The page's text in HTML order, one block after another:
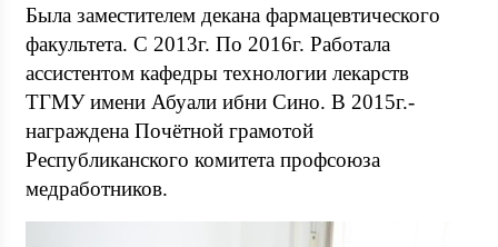
Была заместителем декана фармацевтического
факультета. С 2013г. По 2016г. Работала
ассистентом кафедры технологии лекарств
ТГМУ имени Абуали ибни Сино. В 2015г.-
награждена Почётной грамотой
Республиканского комитета профсоюза
медработников.